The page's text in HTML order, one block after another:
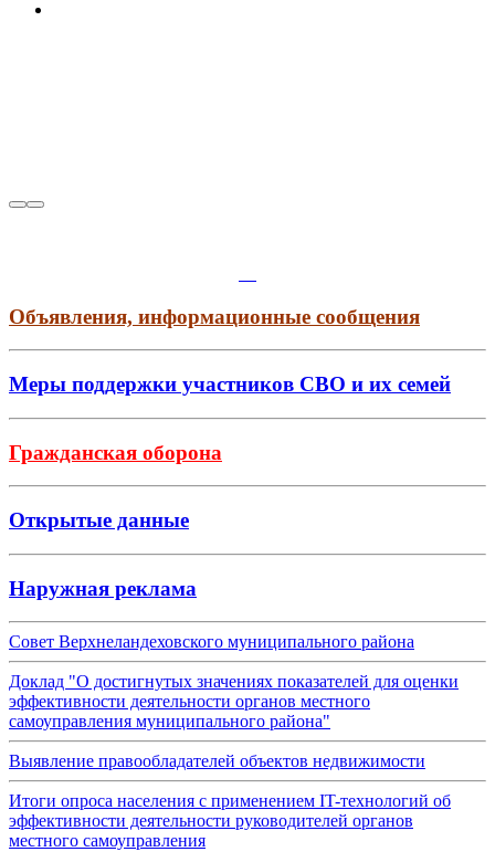
Объявления, информационные сообщения
Меры поддержки участников СВО и их семей
Гражданская оборона
Открытые данные
Наружная реклама
Совет Верхнеландеховского муниципального района
Доклад "О достигнутых значениях показателей для оценки
эффективности деятельности органов местного
самоуправления муниципального района"
Выявление правообладателей объектов недвижимости
Итоги опроса населения с применением IT-технологий об
эффективности деятельности руководителей органов
местного самоуправления